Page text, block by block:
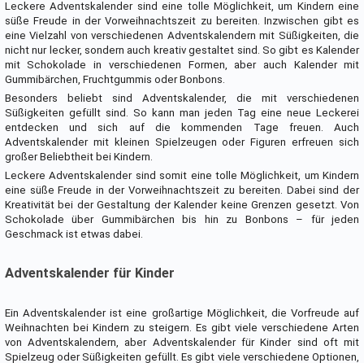
Leckere Adventskalender sind eine tolle Möglichkeit, um Kindern eine
süße Freude in der Vorweihnachtszeit zu bereiten. Inzwischen gibt es
eine Vielzahl von verschiedenen Adventskalendern mit Süßigkeiten, die
nicht nur lecker, sondern auch kreativ gestaltet sind. So gibt es Kalender
mit Schokolade in verschiedenen Formen, aber auch Kalender mit
Gummibärchen, Fruchtgummis oder Bonbons.
Besonders beliebt sind Adventskalender, die mit verschiedenen
Süßigkeiten gefüllt sind. So kann man jeden Tag eine neue Leckerei
entdecken und sich auf die kommenden Tage freuen. Auch
Adventskalender mit kleinen Spielzeugen oder Figuren erfreuen sich
großer Beliebtheit bei Kindern.
Leckere Adventskalender sind somit eine tolle Möglichkeit, um Kindern
eine süße Freude in der Vorweihnachtszeit zu bereiten. Dabei sind der
Kreativität bei der Gestaltung der Kalender keine Grenzen gesetzt. Von
Schokolade über Gummibärchen bis hin zu Bonbons – für jeden
Geschmack ist etwas dabei.
Adventskalender für Kinder
Ein Adventskalender ist eine großartige Möglichkeit, die Vorfreude auf
Weihnachten bei Kindern zu steigern. Es gibt viele verschiedene Arten
von Adventskalendern, aber Adventskalender für Kinder sind oft mit
Spielzeug oder Süßigkeiten gefüllt. Es gibt viele verschiedene Optionen,